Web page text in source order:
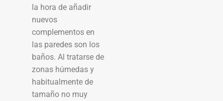
la hora de añadir
nuevos
complementos en
las paredes son los
baños. Al tratarse de
zonas húmedas y
habitualmente de
tamaño no muy